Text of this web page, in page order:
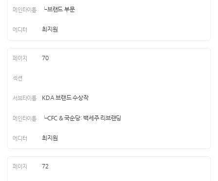
└브랜드 부문
최지원
70
KDA 브랜드 수상작
└CFC & 국순당: 백세주 리브랜딩
최지원
72